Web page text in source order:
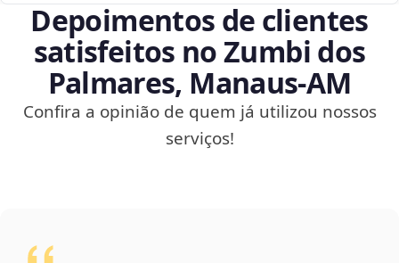
Depoimentos de clientes
satisfeitos no Zumbi dos
Palmares, Manaus‑AM
Confira a opinião de quem já utilizou nossos
serviços!